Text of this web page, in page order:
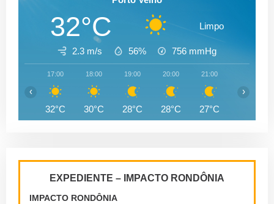
32°C Limpo
2.3 m/s 56% 756 mmHg
17:00
32°C
18:00
30°C
19:00
28°C
20:00
28°C
21:00
27°C
‹ ›
EXPEDIENTE – IMPACTO RONDÔNIA
IMPACTO RONDÔNIA